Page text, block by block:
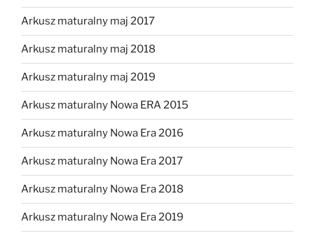
Arkusz maturalny maj 2017
Arkusz maturalny maj 2018
Arkusz maturalny maj 2019
Arkusz maturalny Nowa ERA 2015
Arkusz maturalny Nowa Era 2016
Arkusz maturalny Nowa Era 2017
Arkusz maturalny Nowa Era 2018
Arkusz maturalny Nowa Era 2019